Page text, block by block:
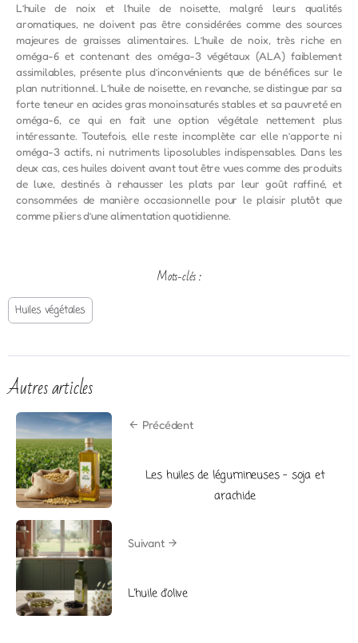
L’huile de noix et l’huile de noisette, malgré leurs qualités
aromatiques, ne doivent pas être considérées comme des sources
majeures de graisses alimentaires. L’huile de noix, très riche en
oméga-6 et contenant des oméga-3 végétaux (ALA) faiblement
assimilables, présente plus d’inconvénients que de bénéfices sur le
plan nutritionnel. L’huile de noisette, en revanche, se distingue par sa
forte teneur en acides gras monoinsaturés stables et sa pauvreté en
oméga-6, ce qui en fait une option végétale nettement plus
intéressante. Toutefois, elle reste incomplète car elle n’apporte ni
oméga-3 actifs, ni nutriments liposolubles indispensables. Dans les
deux cas, ces huiles doivent avant tout être vues comme des produits
de luxe, destinés à rehausser les plats par leur goût raffiné, et
consommées de manière occasionnelle pour le plaisir plutôt que
comme piliers d’une alimentation quotidienne.
Mots-clés :
Huiles végétales
Autres articles
Précédent
Les huiles de légumineuses – soja et
arachide
Suivant
L’huile d’olive